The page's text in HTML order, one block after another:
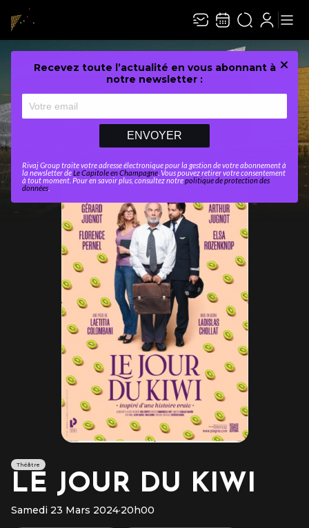
Recevez toute l’actualité en vous abonnant à
notre newsletter :
ENVOYER
Rivaj Group traite votre adresse électronique pour la gestion de votre abonnement à
la newsletter deLe Capitole en Champagne . Vous pouvez retirer votre consentement
à tout moment. Pour en savoir plus, consultez notrepolitique de protection des
données
INFO PMR
Réservez dès
maintenant
Théâtre
LE JOUR DU KIWI
Samedi 23 Mars 2024·20h00